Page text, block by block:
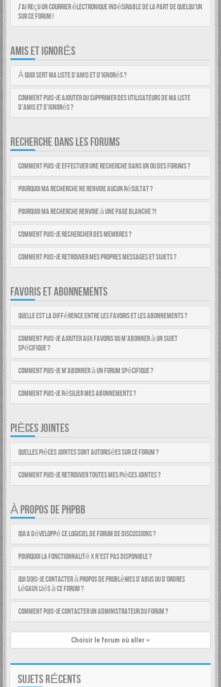
J’ai reçu un courrier électronique indésirable de la part de quelqu’un
sur ce forum !
AMIS ET IGNORÉS
À quoi sert ma liste d’amis et d’ignorés ?
Comment puis-je ajouter ou supprimer des utilisateurs de ma liste
d’amis et d’ignorés ?
RECHERCHE DANS LES FORUMS
Comment puis-je effectuer une recherche dans un ou des forums ?
Pourquoi ma recherche ne renvoie aucun résultat ?
Pourquoi ma recherche renvoie à une page blanche ?!
Comment puis-je rechercher des membres ?
Comment puis-je retrouver mes propres messages et sujets ?
FAVORIS ET ABONNEMENTS
Quelle est la différence entre les favoris et les abonnements ?
Comment puis-je ajouter aux favoris ou m’abonner à un sujet
spécifique ?
Comment puis-je m’abonner à un forum spécifique ?
Comment puis-je résilier mes abonnements ?
PIÈCES JOINTES
Quelles pièces jointes sont autorisées sur ce forum ?
Comment puis-je retrouver toutes mes pièces jointes ?
À PROPOS DE PHPBB
Qui a développé ce logiciel de forum de discussions ?
Pourquoi la fonctionnalité X n’est pas disponible ?
Qui dois-je contacter à propos de problèmes d’abus ou d’ordres
légaux liés à ce forum ?
Comment puis-je contacter un administrateur du forum ?
Choisir le forum où aller
SUJETS RÉCENTS